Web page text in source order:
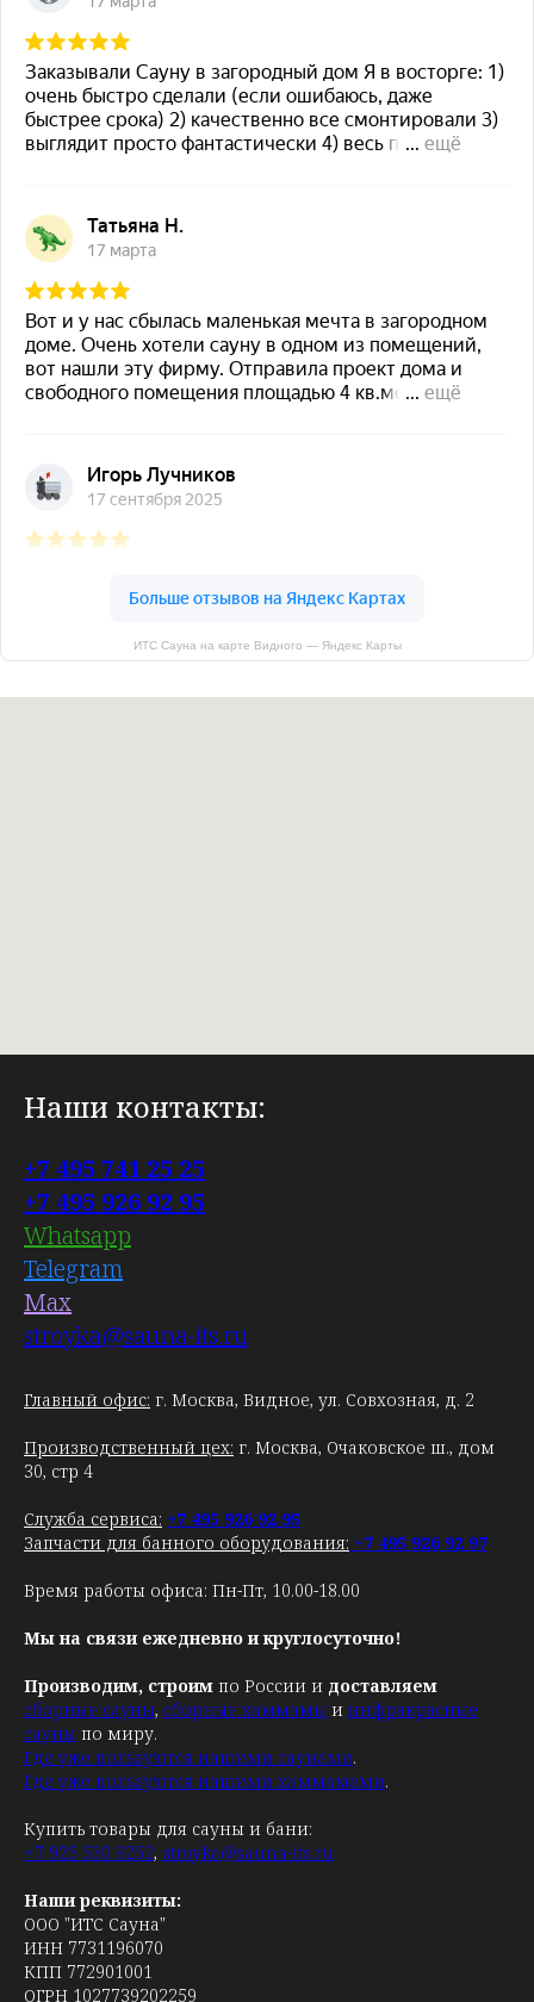
ИТС Сауна на карте Видного — Яндекс Карты
Наши контакты:
+7 495 741 25 25
+7 495 926 92 95
Whatsapp
Telegram
Max
stroyka@sauna-its.ru
Главный офис: г. Москва, Видное, ул. Совхозная, д. 2
Производственный цех: г. Москва, Очаковское ш., дом
30, стр 4
Служба сервиса: +7 495 926 92 95
Запчасти для банного оборудования: +7 495 926 92 97
Время работы офиса: Пн-Пт, 10.00-18.00
Мы на связи ежедневно и круглосуточно!
Производим, строим по России и доставляем
сборные сауны, сборные хаммамы и инфракрасные
сауны по миру.
Где уже пользуются нашими саунами.
Где уже пользуются нашими хаммамами.
Купить товары для сауны и бани:
+7 925 530 9252, stroyka@sauna-its.ru
Наши реквизиты:
ООО "ИТС Сауна"
ИНН 7731196070
КПП 772901001
ОГРН 1027739202259